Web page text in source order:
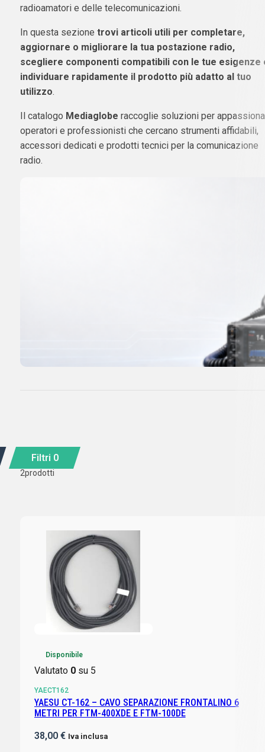
radioamatori e delle telecomunicazioni.
In questa sezione trovi articoli utili per completare,
aggiornare o migliorare la tua postazione radio,
scegliere componenti compatibili con le tue esigenze
individuare rapidamente il prodotto più adatto al tuo
utilizzo.
Il catalogo Mediaglobe raccoglie soluzioni per
operatori e professionisti che cercano strumenti affidabili,
accessori dedicati e prodotti tecnici per la comunicazione
radio.
Filtri 0
2prodotti
Disponibile
Valutato 0su 5
YAECT162
YAESU CT-162 – CAVO SEPARAZIONE FRONTALINO 6
METRI PER FTM-400XDE E FTM-100DE
38,00 € Iva inclusa